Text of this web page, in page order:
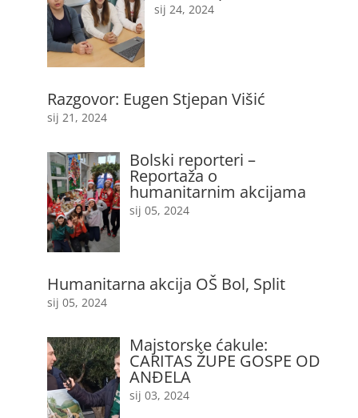
sij 24, 2024
Razgovor: Eugen Stjepan Višić
sij 21, 2024
Bolski reporteri –
Reportaža o
humanitarnim akcijama
sij 05, 2024
Humanitarna akcija OŠ Bol, Split
sij 05, 2024
Majstorske ćakule:
CARITAS ŽUPE GOSPE OD
ANĐELA
sij 03, 2024